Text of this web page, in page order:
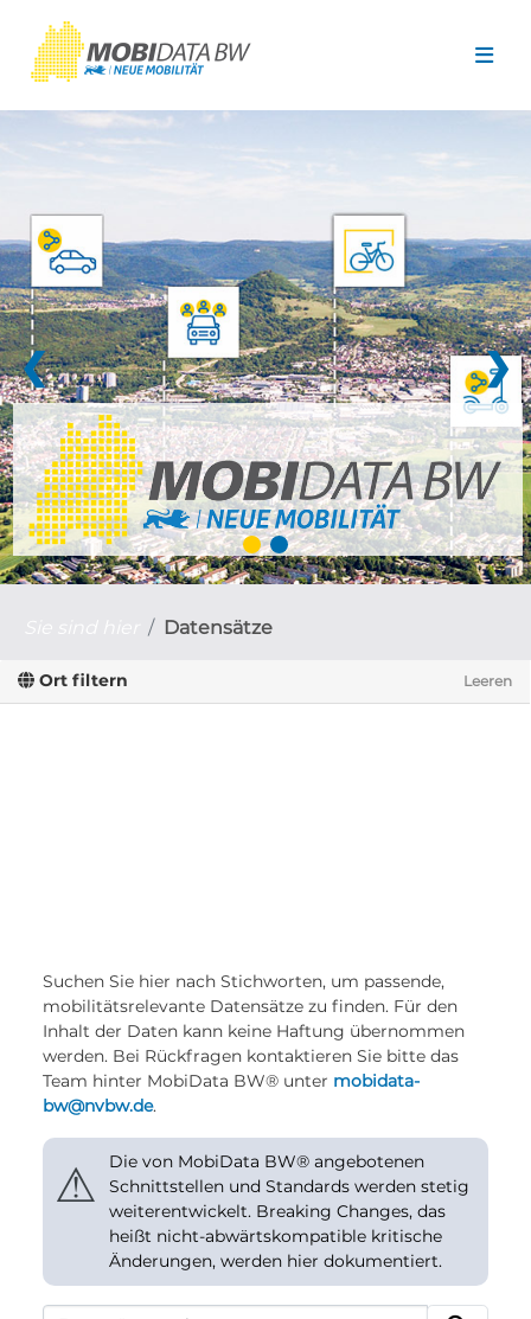
❮ ❯
Datensätze
Ort filtern Leeren
Suchen Sie hier nach Stichworten, um passende,
mobilitätsrelevante Datensätze zu finden. Für den
Inhalt der Daten kann keine Haftung übernommen
werden. Bei Rückfragen kontaktieren Sie bitte das
Team hinter MobiData BW® unter mobidata-
bw@nvbw.de.
⚠
Die von MobiData BW® angebotenen
Schnittstellen und Standards werden stetig
weiterentwickelt. Breaking Changes, das
heißt nicht-abwärtskompatible kritische
Änderungen, werden hier dokumentiert.